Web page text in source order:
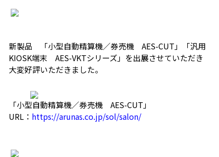
新製品 「小型自動精算機／券売機 AES-CUT」「汎用
KIOSK端末 AES-VKTシリーズ」を出展させていただき
大変好評いただきました。
「小型自動精算機／券売機 AES-CUT」
URL： https://arunas.co.jp/sol/salon/